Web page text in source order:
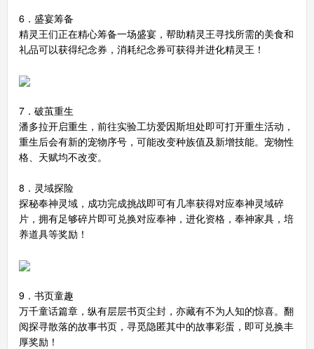
6．盛宴筹备
精灵王们正在精心筹备一场盛宴，帮助精灵王寻找所需的美食和
礼品可以获得纪念券，消耗纪念券可获得并进化精灵王！
7．破茧重生
潘多拉开启重生，前往实验工坊爱因斯坦处即可打开重生活动，
重生后会有新的宠物序号，可能改变种族值及新增技能。宠物性
格、天赋均不改变。
8．灵域探险
探秘奉神灵域，成功完成挑战即可有几率获得对应奉神灵域碎
片，拥有足够碎片即可兑换对应奉神，进化资格，奉神家具，培
养道具等奖励！
9．书页童趣
万千童话篇章，纵有层层书页尘封，亦藏有不为人知的惊喜。翻
阅探寻散落的故事书页，寻觅隐匿其中的故事彩蛋，即可兑换丰
厚奖励！